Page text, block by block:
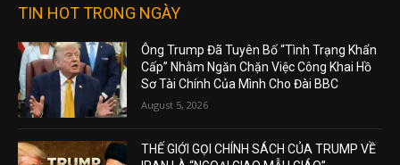
TIN HOT TRONG NGÀY
Ông Trump Đã Tuyên Bố “Tình Trạng Khẩn
Cấp” Nhằm Ngăn Chặn Việc Công Khai Hồ
Sơ Tài Chính Của Mình Cho Đài BBC
August 5, 2026
THẾ GIỚI GỌI CHÍNH SÁCH CỦA TRUMP VỀ